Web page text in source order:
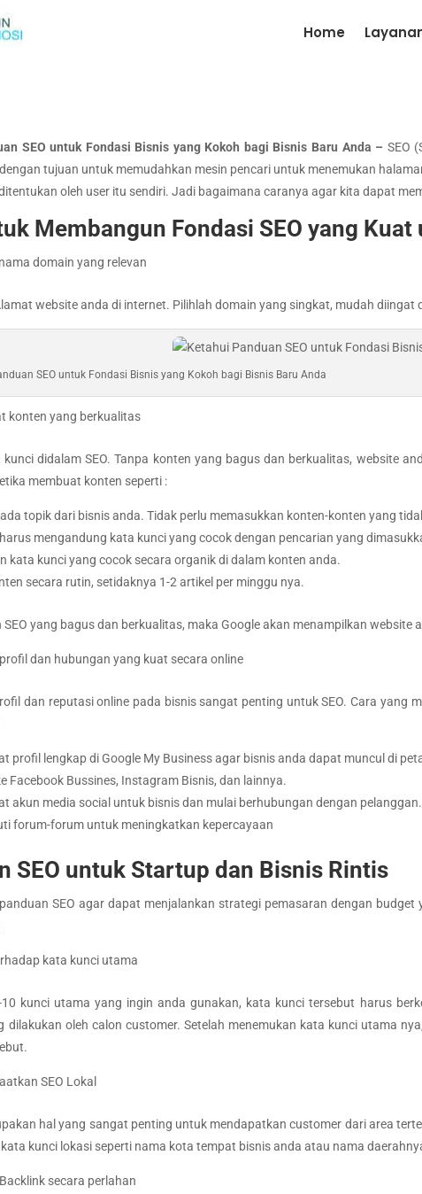
Home
SEO untuk Fondasi Bisnis yang Kokoh bagi Bisnis Baru Anda – SEO
tujuan untuk memudahkan mesin pencari untuk menemukan
oleh user itu sendiri. Jadi bagaimana caranya agar kita dapat
Membangun Fondasi SEO yang
domain yang relevan
website anda di internet. Pilihlah domain yang singkat, mudah diingat
SEO untuk Fondasi Bisnis yang Kokoh bagi Bisnis Baru Anda
konten yang berkualitas
kunci didalam SEO. Tanpa konten yang bagus dan berkualitas, website
membuat konten seperti :
topik dari bisnis anda. Tidak perlu memasukkan konten-konten yang
mengandung kata kunci yang cocok dengan pencarian yang
kata kunci yang cocok secara organik di dalam konten anda.
secara rutin, setidaknya 1-2 artikel per minggu nya.
SEO yang bagus dan berkualitas, maka Google akan menampilkan website
dan hubungan yang kuat secara online
dan reputasi online pada bisnis sangat penting untuk SEO. Cara
profil lengkap di Google My Business agar bisnis anda dapat muncul di
Facebook Bussines, Instagram Bisnis, dan lainnya.
akun media social untuk bisnis dan mulai berhubungan dengan pelanggan.
forum-forum untuk meningkatkan kepercayaan
SEO untuk Startup dan Bisnis Rintis
SEO agar dapat menjalankan strategi pemasaran dengan
kata kunci utama
10 kunci utama yang ingin anda gunakan, kata kunci tersebut harus
dilakukan oleh calon customer. Setelah menemukan kata kunci utama
SEO Lokal
hal yang sangat penting untuk mendapatkan customer dari area
kunci lokasi seperti nama kota tempat bisnis anda atau nama
secara perlahan